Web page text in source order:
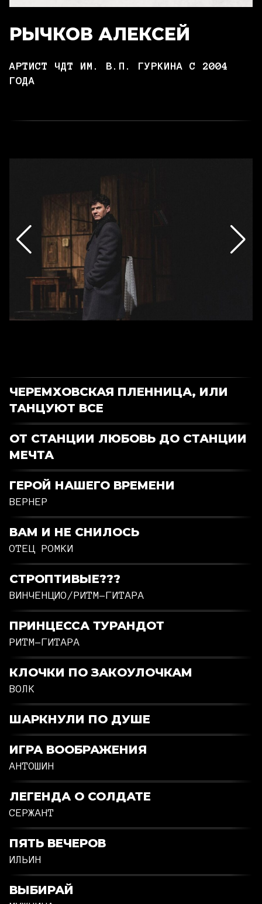
РЫЧКОВ АЛЕКСЕЙ
АРТИСТ ЧДТ ИМ. В.П. ГУРКИНА С 2004
ГОДА
ЧЕРЕМХОВСКАЯ ПЛЕННИЦА, ИЛИ
ТАНЦУЮТ ВСЕ
ОТ СТАНЦИИ ЛЮБОВЬ ДО СТАНЦИИ
МЕЧТА
ГЕРОЙ НАШЕГО ВРЕМЕНИ
ВЕРНЕР
ВАМ И НЕ СНИЛОСЬ
ОТЕЦ РОМКИ
СТРОПТИВЫЕ???
ВИНЧЕНЦИО/РИТМ-ГИТАРА
ПРИНЦЕССА ТУРАНДОТ
РИТМ-ГИТАРА
КЛОЧКИ ПО ЗАКОУЛОЧКАМ
ВОЛК
ШАРКНУЛИ ПО ДУШЕ
ИГРА ВООБРАЖЕНИЯ
АНТОШИН
ЛЕГЕНДА О СОЛДАТЕ
СЕРЖАНТ
ПЯТЬ ВЕЧЕРОВ
ИЛЬИН
ВЫБИРАЙ